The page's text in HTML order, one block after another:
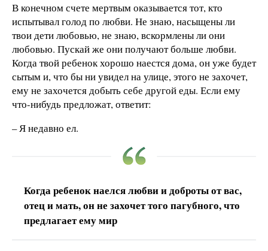
В конечном счете мертвым оказывается тот, кто
испытывал голод по любви. Не знаю, насыщены ли
твои дети любовью, не знаю, вскормлены ли они
любовью. Пускай же они получают больше любви.
Когда твой ребенок хорошо наестся дома, он уже будет
сытым и, что бы ни увидел на улице, этого не захочет,
ему не захочется добыть себе другой еды. Если ему
что-нибудь предложат, ответит:
– Я недавно ел.
Когда ребенок наелся любви и доброты от вас,
отец и мать, он не захочет того пагубного, что
предлагает ему мир